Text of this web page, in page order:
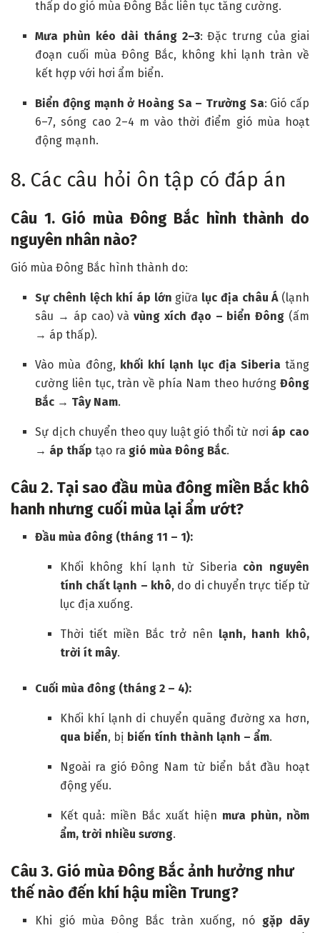
thấp do gió mùa Đông Bắc liên tục tăng cường.
Mưa phùn kéo dài tháng 2–3: Đặc trưng của giai
đoạn cuối mùa Đông Bắc, không khi lạnh tràn về
kết hợp với hơi ẩm biển.
Biển động mạnh ở Hoàng Sa – Trường Sa: Gió cấp
6–7, sóng cao 2–4 m vào thời điểm gió mùa hoạt
động mạnh.
8. Các câu hỏi ôn tập có đáp án
Câu 1. Gió mùa Đông Bắc hình thành do
nguyên nhân nào?
Gió mùa Đông Bắc hình thành do:
Sự chênh lệch khí áp lớn giữa lục địa châu Á(lạnh
sâu → áp cao) vàvùng xích đạo – biển Đông (ấm
→ áp thấp).
Vào mùa đông, khối khí lạnh lục địa Siberia tăng
cường liên tục, tràn về phía Nam theo hướng Đông
Bắc → Tây Nam.
Sự dịch chuyển theo quy luật gió thổi từ nơi áp cao
→ áp thấp tạo ra gió mùa Đông Bắc.
Câu2. Tại sao đầu mùa đông miền Bắc khô
hanh nhưng cuối mùa lại ẩm ướt?
Đầu mùa đông (tháng 11 – 1):
Khối không khí lạnh từ Siberia còn nguyên
tính chất lạnh – khô, do di chuyển trực tiếp từ
lục địa xuống.
Thời tiết miền Bắc trở nên lạnh, hanh khô,
trời ít mây.
Cuối mùa đông (tháng 2 – 4):
Khối khí lạnh di chuyển quãng đường xa hơn,
qua biển, bị biến tính thành lạnh – ẩm.
Ngoài ra gió Đông Nam từ biển bắt đầu hoạt
động yếu.
Kết quả: miền Bắc xuất hiện mưa phùn, nồm
ẩm, trời nhiều sương.
Câu 3. Gió mùa Đông Bắc ảnh hưởng như
thế nào đến khí hậu miền Trung?
Khi gió mùa Đông Bắc tràn xuống, nó gặp dãy